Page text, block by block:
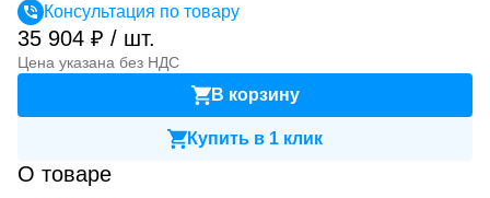
Консультация по товару
35 904 ₽ / шт.
Цена указана без НДС
В корзину
Купить в 1 клик
О товаре